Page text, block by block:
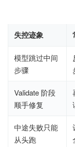
失控迹象
模型跳过中间
步骤
Validate 阶段
顺手修复
中途失败只能
从头跑